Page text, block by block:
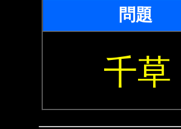
問題
千草